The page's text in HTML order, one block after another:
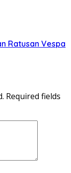
Ratusan Vespa
Required fields